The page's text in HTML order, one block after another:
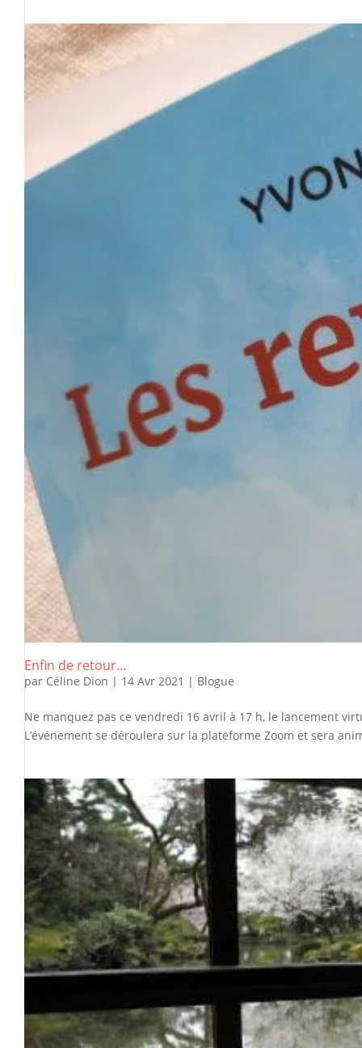
Enfin de retour…
par Céline Dion | 14 Avr 2021 | Blogue
Ne manquez pas ce vendredi 16 avril à 17 h, le lancement
L’événement se déroulera sur la plateforme Zoom et sera